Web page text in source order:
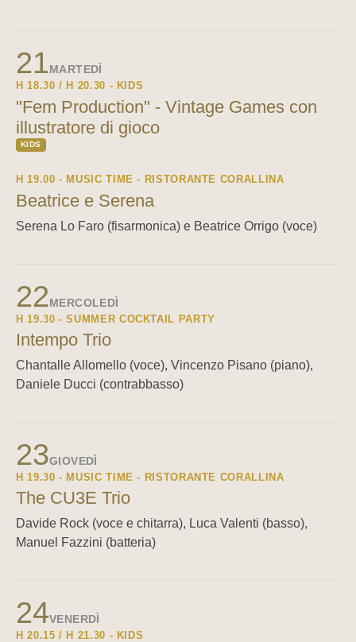
21 MARTEDÌ
H 18.30 / H 20.30 - KIDS
"Fem Production" - Vintage Games con
illustratore di gioco
KIDS
H 19.00 - MUSIC TIME - RISTORANTE CORALLINA
Beatrice e Serena
Serena Lo Faro (fisarmonica) e Beatrice Orrigo (voce)
22MERCOLEDÌ
H 19.30 - SUMMER COCKTAIL PARTY
Intempo Trio
Chantalle Allomello (voce), Vincenzo Pisano (piano),
Daniele Ducci (contrabbasso)
23GIOVEDÌ
H 19.30 - MUSIC TIME - RISTORANTE CORALLINA
The CU3E Trio
Davide Rock (voce e chitarra), Luca Valenti (basso),
Manuel Fazzini (batteria)
24VENERDÌ
H 20.15 / H 21.30 - KIDS